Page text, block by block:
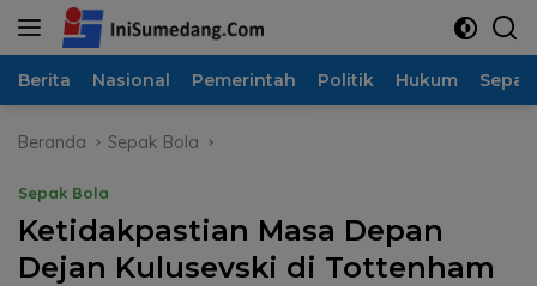
Langsung
Berita Nasional Pemerintah Politik Hukum
Beranda Sepak Bola
Sepak Bola
Ketidakpastian Masa Depan
Dejan Kulusevski di Tottenham